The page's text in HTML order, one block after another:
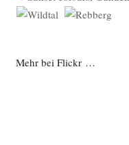
Mehr bei Flickr …